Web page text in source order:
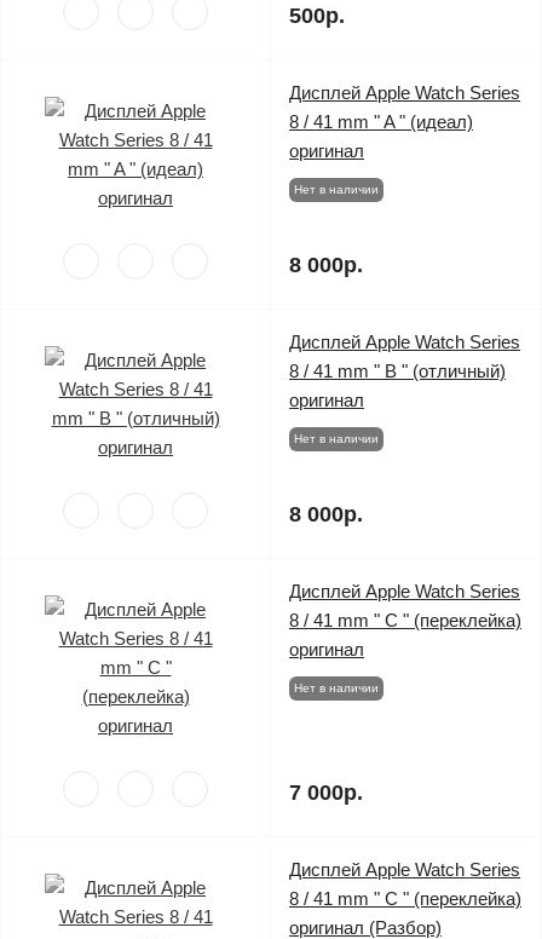
500р.
Дисплей Apple Watch Series
8 / 41 mm " A " (идеал)
оригинал
Нет в наличии
8 000р.
Дисплей Apple Watch Series
8 / 41 mm " B " (отличный)
оригинал
Нет в наличии
8 000р.
Дисплей Apple Watch Series
8 / 41 mm " C " (переклейка)
оригинал
Нет в наличии
7 000р.
Дисплей Apple Watch Series
8 / 41 mm " C " (переклейка)
оригинал (Разбор)